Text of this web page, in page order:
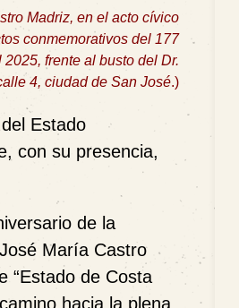
Madriz, en el acto cívico
conmemorativos del 177
frente al busto del Dr.
4, ciudad de San José.)
Estado
con su presencia,
de la
María Castro
“Estado de Costa
hacia la plena